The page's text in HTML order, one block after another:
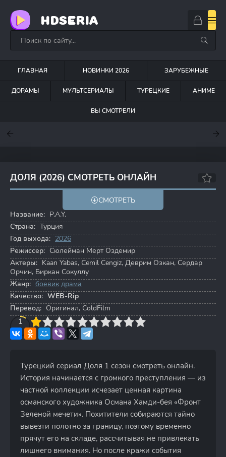
HDSERIA
ГЛАВНАЯ НОВИНКИ 2026 ЗАРУБЕЖНЫЕ
ДОРАМЫ МУЛЬТСЕРИАЛЫ ТУРЕЦКИЕ АНИМЕ
ВЫ СМОТРЕЛИ
ДОЛЯ (2026) СМОТРЕТЬ ОНЛАЙН
7.8
СМОТРЕТЬ
Название: P.A.Y.
Страна: Турция
Год выхода: 2026
Режиссер: Сюлейман Мерт Оздемир
Актеры: Kaan Yabas, Cemil Cengiz, Деврим Озкан, Сердар
Орчин, Биркан Сокуллу
Жанр: боевик драма
Качество: WEB-Rip
Перевод: Оригинал, ColdFilm
1
4 6 7 8 9 10
Турецкий сериал Доля 1 сезон смотреть онлайн.
История начинается с громкого преступления — из
частной коллекции исчезает ценная картина
османского художника Османа Хамди-бея «Фронт
Зеленой мечети». Похитители собираются тайно
вывезти полотно за границу, поэтому временно
прячут его на складе, рассчитывая не привлекать
лишнего внимания. Но после кражи события